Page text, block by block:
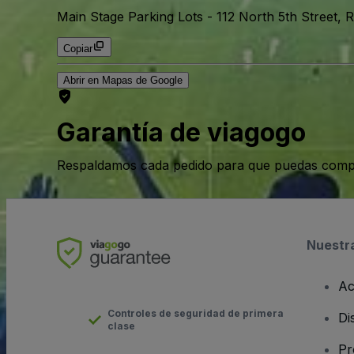
Main Stage Parking Lots - 112 North 5th Street,
Copiar
Abrir en Mapas de Google
Garantía de viagogo
Respaldamos cada pedido para que puedas
Controles de seguridad de primera
clase